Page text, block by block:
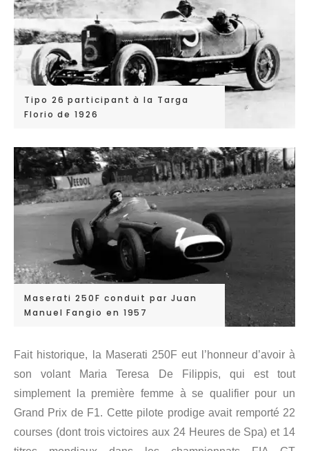
Tipo 26 participant à la Targa
Florio de 1926
Maserati 250F conduit par Juan
Manuel Fangio en 1957
Fait historique, la Maserati 250F eut l’honneur d’avoir à
son volant Maria Teresa De Filippis, qui est tout
simplement la première femme à se qualifier pour un
Grand Prix de F1. Cette pilote prodige avait remporté 22
courses (dont trois victoires aux 24 Heures de Spa) et 14